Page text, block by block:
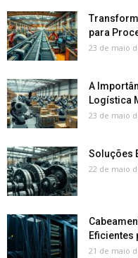
para
23 de maio
A
Logística
23 de maio
Soluções
22 de maio
Eficientes
21 de maio